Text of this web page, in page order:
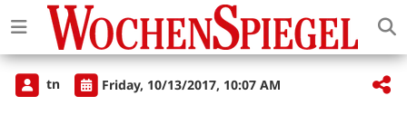
tn Friday, 10/13/2017, 10:07 AM